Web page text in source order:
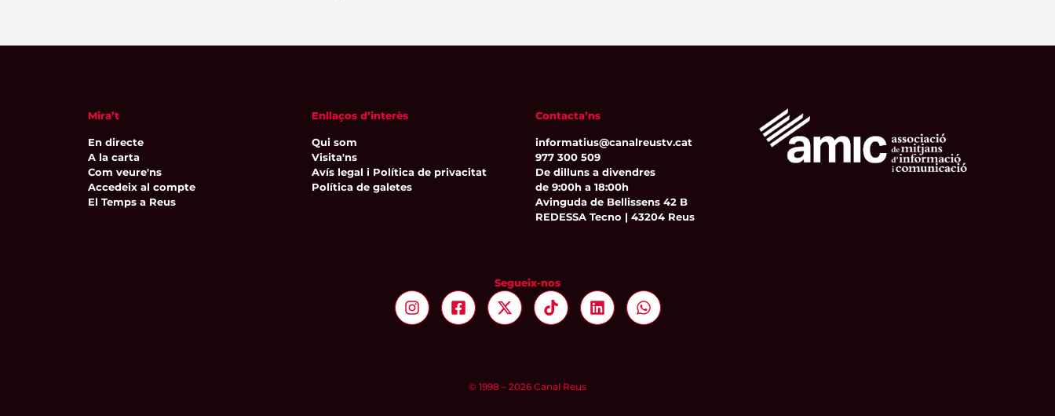
Mira’t
En directe
A la carta
Com veure'ns
Accedeix al compte
El Temps a Reus
Enllaços d’interès
Qui som
Visita'ns
Avís legal i Política de privacitat
Política de galetes
Contacta’ns
informatius@canalreustv.cat
977 300 509
De dilluns a divendres
de 9:00h a 18:00h
Avinguda de Bellissens 42 B
REDESSA Tecno | 43204 Reus
Segueix-nos
© 1998 – 2026 Canal Reus